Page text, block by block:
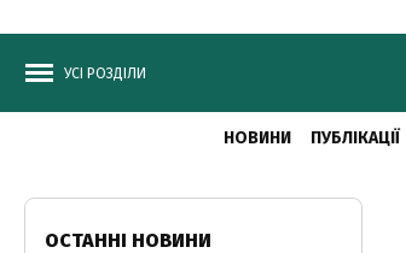
УСІ РОЗДІЛИ
НОВИНИ ПУБЛІКАЦІЇ
ОСТАННІ НОВИНИ